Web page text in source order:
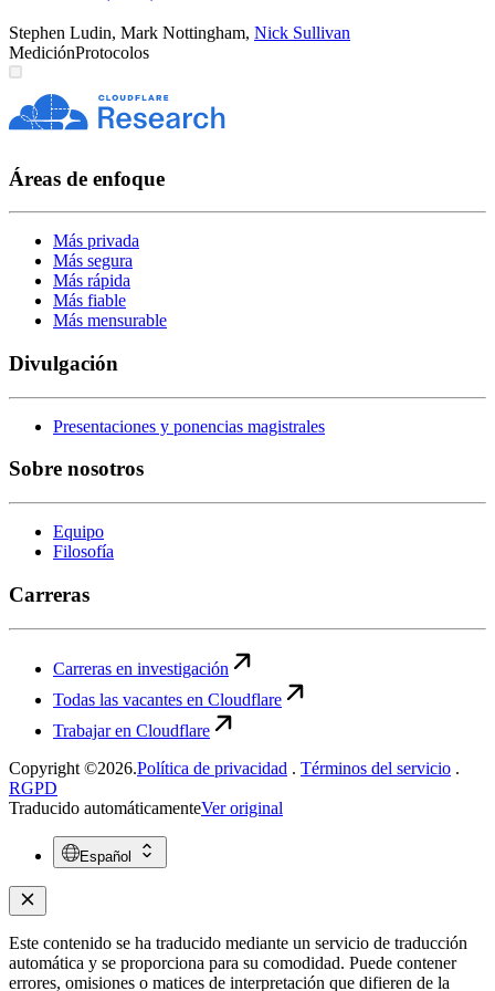
Stephen Ludin, Mark Nottingham, Nick Sullivan
MediciónProtocolos
Áreas de enfoque
Más privada
Más segura
Más rápida
Más fiable
Más mensurable
Divulgación
Presentaciones y ponencias magistrales
Sobre nosotros
Equipo
Filosofía
Carreras
Carreras en investigación
Todas las vacantes en Cloudflare
Trabajar en Cloudflare
Copyright ©2026.Política de privacidad . Términos del servicio .
RGPD
Traducido automáticamenteVer original
Español
Este contenido se ha traducido mediante un servicio de traducción
automática y se proporciona para su comodidad. Puede contener
errores, omisiones o matices de interpretación que difieren de la